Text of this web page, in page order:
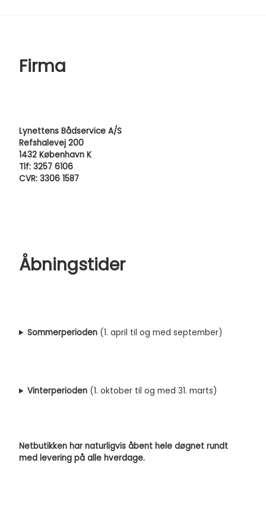
Firma
Lynettens Bådservice A/S
Refshalevej 200
1432 København K
Tlf: 3257 6106
CVR: 3306 1587
Åbningstider
Sommerperioden (1. april til og med september)
Vinterperioden (1. oktober til og med 31. marts)
Netbutikken har naturligvis åbent hele døgnet rundt
med levering på alle hverdage.